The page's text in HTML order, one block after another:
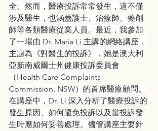
全。然而，醫療投訴常常發生，這不僅
涉及醫生，也涵蓋護士、治療師、藥劑
師等各類醫療從業人員。最近，我參加
了一場由 Dr. Maria Li 主講的網絡講座，
主題為《對醫生的投訴》，她是澳大利
亞新南威爾士州健康投訴委員會
（Health Care Complaints
Commission, NSW）的首席醫療顧問。
在講座中，Dr. Li 深入分析了醫療投訴的
發生原因、如何避免投訴以及當投訴發
生時應如何妥善處理。儘管講座主要針